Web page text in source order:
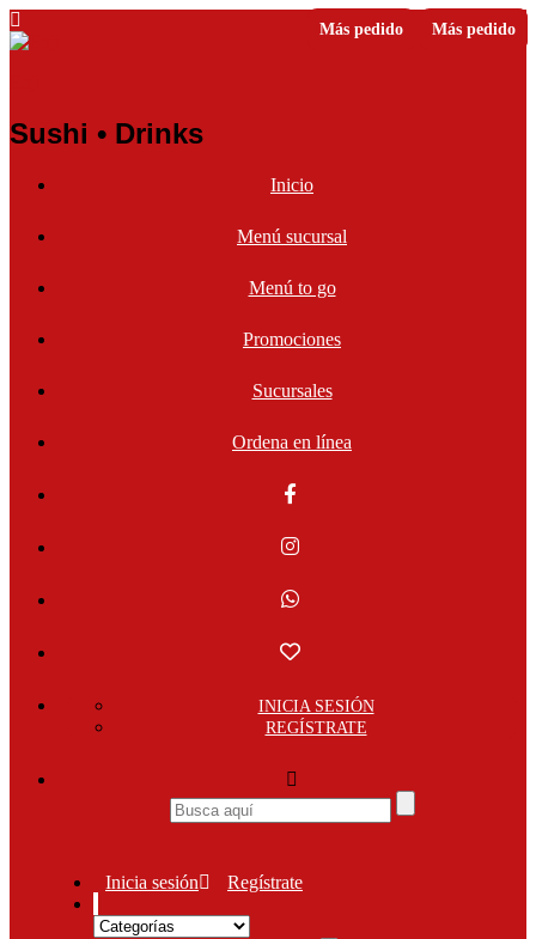
Sushi • Drinks
Inicio
Menú sucursal
Menú to go
Promociones
Sucursales
Ordena en línea
INICIA SESIÓN
REGÍSTRATE
Inicia sesión Regístrate
Más pedido Favorito
Más pedido